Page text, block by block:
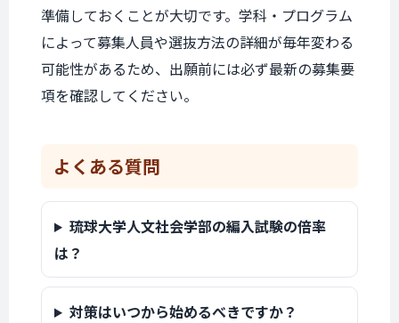
準備しておくことが大切です。学科・プログラム
によって募集人員や選抜方法の詳細が毎年変わる
可能性があるため、出願前には必ず最新の募集要
項を確認してください。
よくある質問
琉球大学人文社会学部の編入試験の倍率
は？
対策はいつから始めるべきですか？